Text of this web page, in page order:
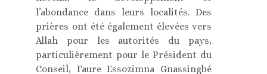
l’abondance dans leurs localités. Des
prières ont été également élevées vers
Allah pour les autorités du pays,
particulièrement pour le Président du
Conseil, Faure Essozimna Gnassingbé